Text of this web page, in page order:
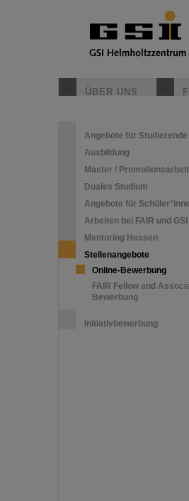
ÜBER UNS
Angebote für Studierende
Ausbildung
Master /
Duales Studium
Angebote für
Arbeiten bei FAIR und GSI
Mentoring Hessen
Stellenangebote
Online-Bewerbung
FAIR Fellow and
Bewerbung
Initiativbewerbung